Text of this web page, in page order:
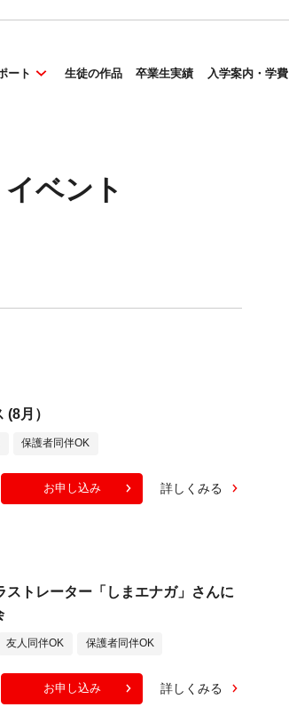
ート 生徒の作品 卒業生実績 入学案内・学費
イベント
月）
保護者同伴OK
お申し込み 詳しくみる
トレーター「しまエナガ」さんに
友人同伴OK 保護者同伴OK
お申し込み 詳しくみる